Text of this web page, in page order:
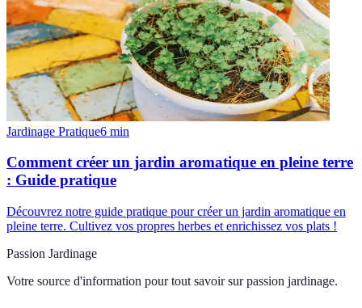
Jardinage Pratique6 min
Comment créer un jardin aromatique en pleine terre
: Guide pratique
Découvrez notre guide pratique pour créer un jardin aromatique en
pleine terre. Cultivez vos propres herbes et enrichissez vos plats !
Passion Jardinage
Votre source d'information pour tout savoir sur passion jardinage.